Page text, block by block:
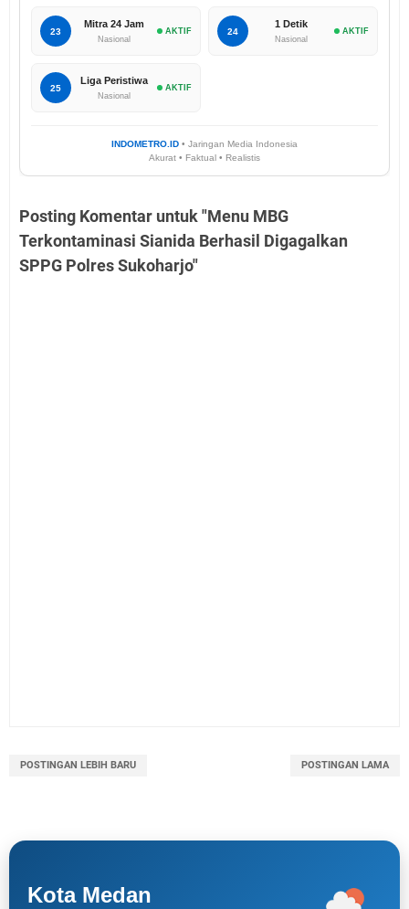
23
Mitra 24 Jam
Nasional
AKTIF 24
1 Detik
Nasional
AKTIF
25
Liga Peristiwa
Nasional
AKTIF
INDOMETRO.ID • Jaringan Media Indonesia
Akurat • Faktual • Realistis
Posting Komentar untuk "Menu MBG
Terkontaminasi Sianida Berhasil Digagalkan
SPPG Polres Sukoharjo"
POSTINGAN LEBIH BARU POSTINGAN LAMA
Kota Medan